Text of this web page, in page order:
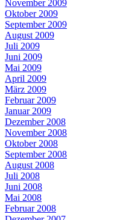
November 2009
Oktober 2009
September 2009
August 2009
Juli 2009
Juni 2009
Mai 2009
April 2009
März 2009
Februar 2009
Januar 2009
Dezember 2008
November 2008
Oktober 2008
September 2008
August 2008
Juli 2008
Juni 2008
Mai 2008
Februar 2008